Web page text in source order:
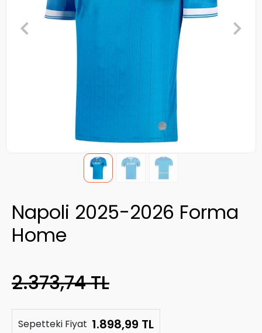
Napoli 2025-2026 Forma
Home
2.373,74 TL
Sepetteki Fiyat 1.898,99 TL